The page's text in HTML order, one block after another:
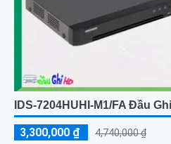
IDS-7204HUHI-M1/FA Đầu
3,300,000 ₫ 4,740,000 ₫